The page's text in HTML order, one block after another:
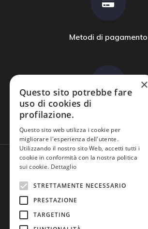
Metodi di pagamento
Domande frequenti
×
Questo sito potrebbe fare
uso di cookies di
profilazione.
Questo sito web utilizza i cookie per
migliorare l'esperienza dell'utente.
Utilizzando il nostro sito Web, accetti tutti i
cookie in conformità con la nostra politica
sui cookie. Dettaglio
STRETTAMENTE NECESSARIO
PRESTAZIONE
TARGETING